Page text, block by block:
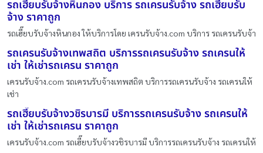
รถเฮี๊ยบรับจ้างหินกอง บริการ รถเครนรับจ้าง รถเฮี๊ยบรับ
จ้าง ราคาถูก
รถเฮี๊ยบรับจ้างหินกอง ให้บริการโดย เครนรับจ้าง.com บริการ รถเครนรับจ้า
รถเครนรับจ้างเทพสถิต บริการรถเครนรับจ้าง รถเครนให้
เช่า ให้เช่ารถเครน ราคาถูก
เครนรับจ้าง.com รถเครนรับจ้างเทพสถิต บริการรถเครนรับจ้าง รถเครนให้
เช่า
รถเฮี๊ยบรับจ้างวชิรบารมี บริการรถเครนรับจ้าง รถเครนให้
เช่า ให้เช่ารถเครน ราคาถูก
เครนรับจ้าง.com รถเฮี๊ยบรับจ้างวชิรบารมี บริการรถเครนรับจ้าง รถเครนให้